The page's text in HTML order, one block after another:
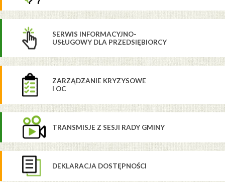
SERWIS INFORMACYJNO-
USŁUGOWY DLA PRZEDSIĘBIORCY
ZARZĄDZANIE KRYZYSOWE
I OC
TRANSMISJE Z SESJI RADY GMINY
DEKLARACJA DOSTĘPNOŚCI